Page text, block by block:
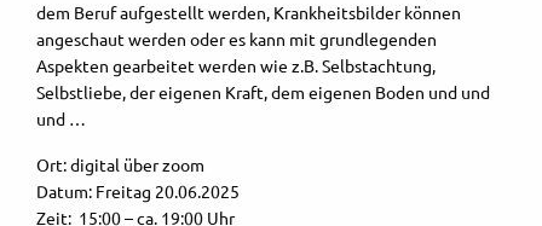
dem Beruf aufgestellt werden, Krankheitsbilder können
angeschaut werden oder es kann mit grundlegenden
Aspekten gearbeitet werden wie z.B. Selbstachtung,
Selbstliebe, der eigenen Kraft, dem eigenen Boden und und
und …
Ort: digital über zoom
Datum: Freitag 20.06.2025
Zeit: 15:00 – ca. 19:00 Uhr